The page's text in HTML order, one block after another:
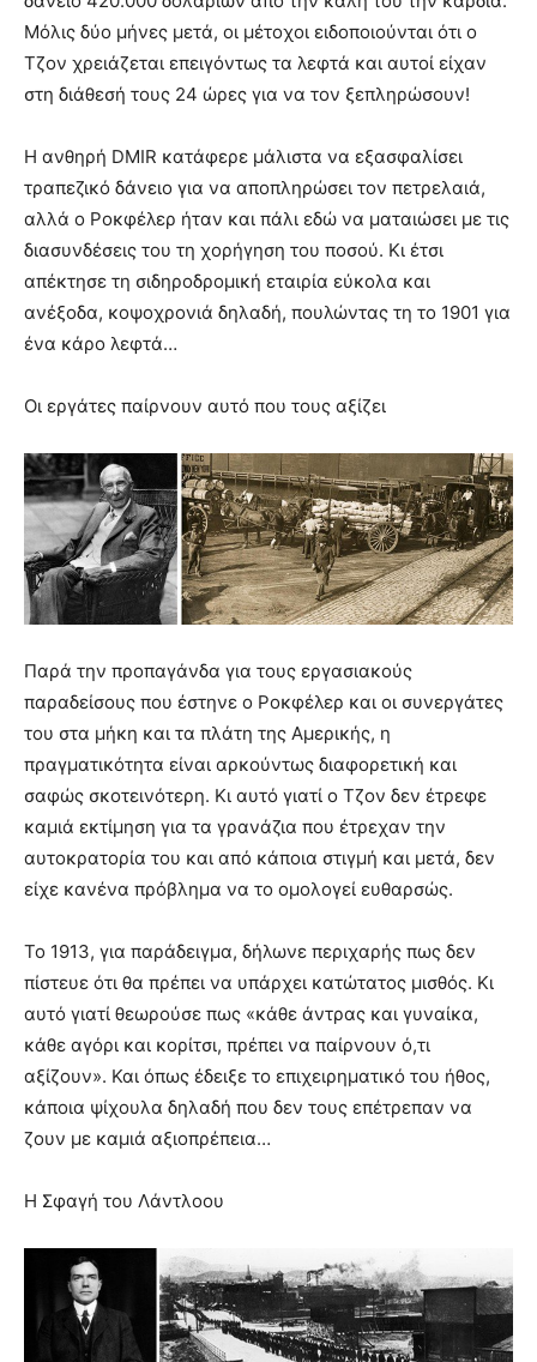
Μόλις δύο μήνες μετά, οι μέτοχοι ειδοποιούνται ότι ο
Τζον χρειάζεται επειγόντως τα λεφτά και αυτοί είχαν
στη διάθεσή τους 24 ώρες για να τον ξεπληρώσουν!
Η ανθηρή DMIR κατάφερε μάλιστα να εξασφαλίσει
τραπεζικό δάνειο για να αποπληρώσει τον πετρελαιά,
αλλά ο Ροκφέλερ ήταν και πάλι εδώ να ματαιώσει με τις
διασυνδέσεις του τη χορήγηση του ποσού. Κι έτσι
απέκτησε τη σιδηροδρομική εταιρία εύκολα και
ανέξοδα, κοψοχρονιά δηλαδή, πουλώντας τη το 1901 για
ένα κάρο λεφτά…
Οι εργάτες παίρνουν αυτό που τους αξίζει
Παρά την προπαγάνδα για τους εργασιακούς
παραδείσους που έστηνε ο Ροκφέλερ και οι συνεργάτες
του στα μήκη και τα πλάτη της Αμερικής, η
πραγματικότητα είναι αρκούντως διαφορετική και
σαφώς σκοτεινότερη. Κι αυτό γιατί ο Τζον δεν έτρεφε
καμιά εκτίμηση για τα γρανάζια που έτρεχαν την
αυτοκρατορία του και από κάποια στιγμή και μετά, δεν
είχε κανένα πρόβλημα να το ομολογεί ευθαρσώς.
Το 1913, για παράδειγμα, δήλωνε περιχαρής πως δεν
πίστευε ότι θα πρέπει να υπάρχει κατώτατος μισθός. Κι
αυτό γιατί θεωρούσε πως «κάθε άντρας και γυναίκα,
κάθε αγόρι και κορίτσι, πρέπει να παίρνουν ό,τι
αξίζουν». Και όπως έδειξε το επιχειρηματικό του ήθος,
κάποια ψίχουλα δηλαδή που δεν τους επέτρεπαν να
ζουν με καμιά αξιοπρέπεια…
H Σφαγή του Λάντλοου